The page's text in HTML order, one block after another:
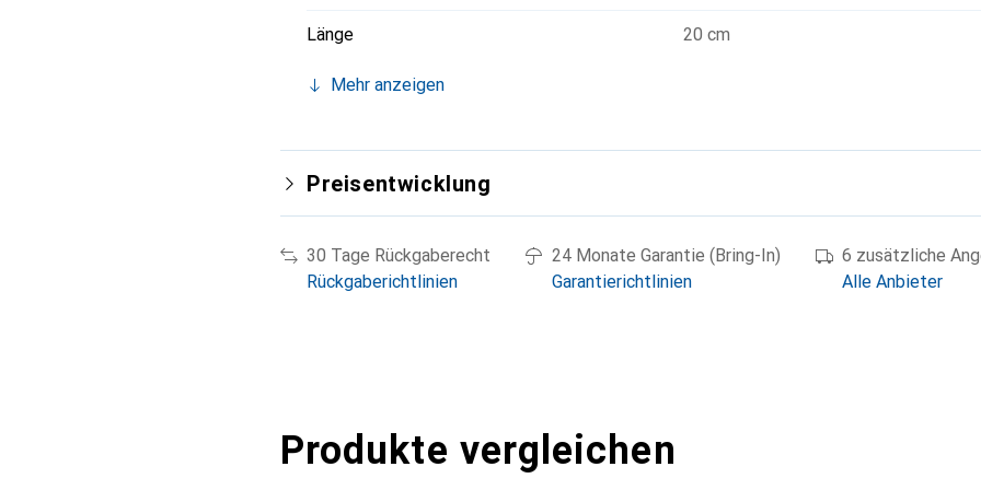
Länge 20 cm
Mehr anzeigen
Preisentwicklung
30 Tage Rückgaberecht
Rückgaberichtlinien
24 Monate Garantie (Bring-In)
Garantierichtlinien
6 zusätzliche
Alle Anbieter
Produkte vergleichen